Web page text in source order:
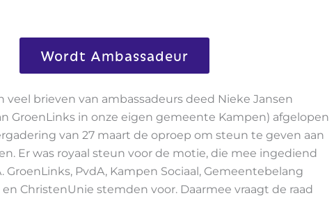
Wordt Ambassadeur
veel brieven van ambassadeurs deed Nieke Jansen
GroenLinks in onze eigen gemeente Kampen) afgelopen
van 27 maart de oproep om steun te geven aan
Er was royaal steun voor de motie, die mee ingediend
GroenLinks, PvdA, Kampen Sociaal, Gemeentebelang
en ChristenUnie stemden voor. Daarmee vraagt de raad